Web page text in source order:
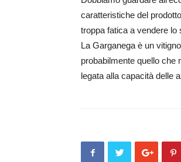
caratteristiche del
troppa fatica a vendere lo
La G­ar­ganega è un
probabilmente quello che
legata alla capacità delle